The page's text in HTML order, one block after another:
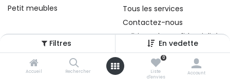
Filtres En vedette
Accueil Rechercher
0
Liste
d'envies
Account
Petit meubles
Tous les services
Contactez-nous
Politique de confidentialité
Conditions d'utilisation